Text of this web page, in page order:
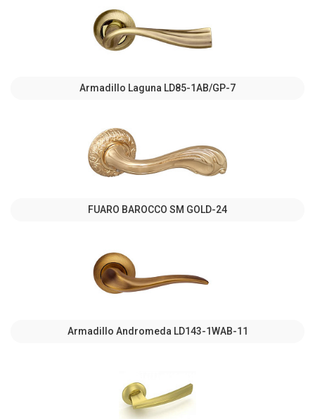
Armadillo Laguna LD85-1AB/GP-7
FUARO BAROCCO SM GOLD-24
Armadillo Andromeda LD143-1WAB-11